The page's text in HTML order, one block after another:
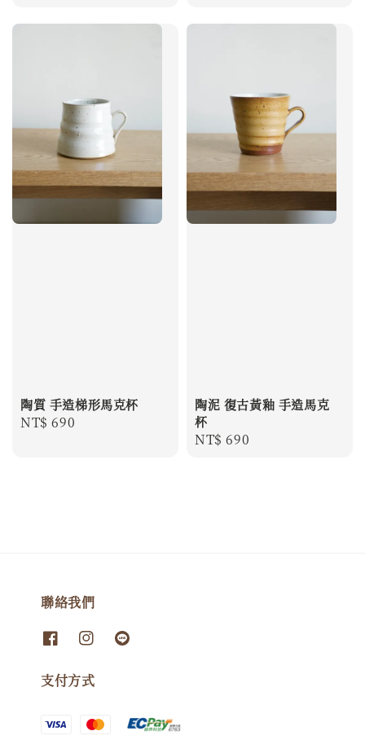
陶質 手造梯形馬克杯
Regular
NT$ 690
陶泥 復古黃釉 手造馬克
杯
Regular
NT$ 690
聯絡我們
支付方式